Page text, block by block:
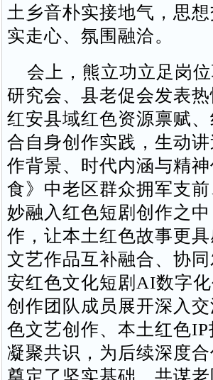
土乡音朴实接地气，思
实走心、氛围融洽。
会上，熊立功立足岗
研究会、县老促会发表
红安县域红色资源禀赋
合自身创作实践，生动
作背景、时代内涵与精
食》中老区群众拥军支
妙融入红色短剧创作之
作，让本土红色故事更
文艺作品互补融合、协
安红色文化短剧AI数字
创作团队成员展开深入
色文艺创作、本土红色
凝聚共识，为后续深度